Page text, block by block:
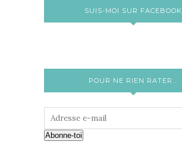
SUIS-MOI SUR FACEBOOK
POUR NE RIEN RATER...
Abonne-toi